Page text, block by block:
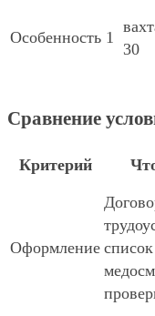
Особенность 1
30
Сравнение
Критерий
Оформление